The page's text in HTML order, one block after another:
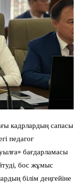
кадрлардың сапасы
педагог
бағдарламасы
бос жұмыс
білім деңгейіне